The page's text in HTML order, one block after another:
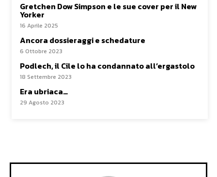
Gretchen Dow Simpson e le sue cover per il New
Yorker
16 Aprile 2025
Ancora dossieraggi e schedature
6 Ottobre 2023
Podlech, il Cile lo ha condannato all’ergastolo
18 Settembre 2023
Era ubriaca…
29 Agosto 2023